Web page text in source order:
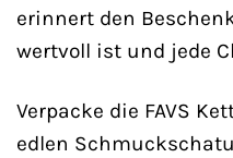
erinnert den
wertvoll ist und jede
Verpacke die FAVS
edlen